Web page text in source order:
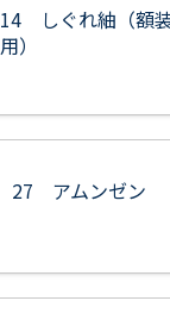
14 しぐれ紬（額
用）
27 アムンゼン